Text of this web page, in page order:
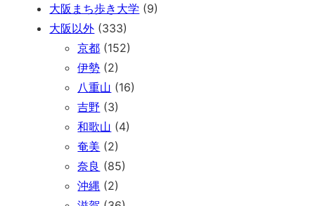
大阪まち歩き大学 (9)
大阪以外 (333)
京都 (152)
伊勢 (2)
八重山 (16)
吉野 (3)
和歌山 (4)
奄美 (2)
奈良 (85)
沖縄 (2)